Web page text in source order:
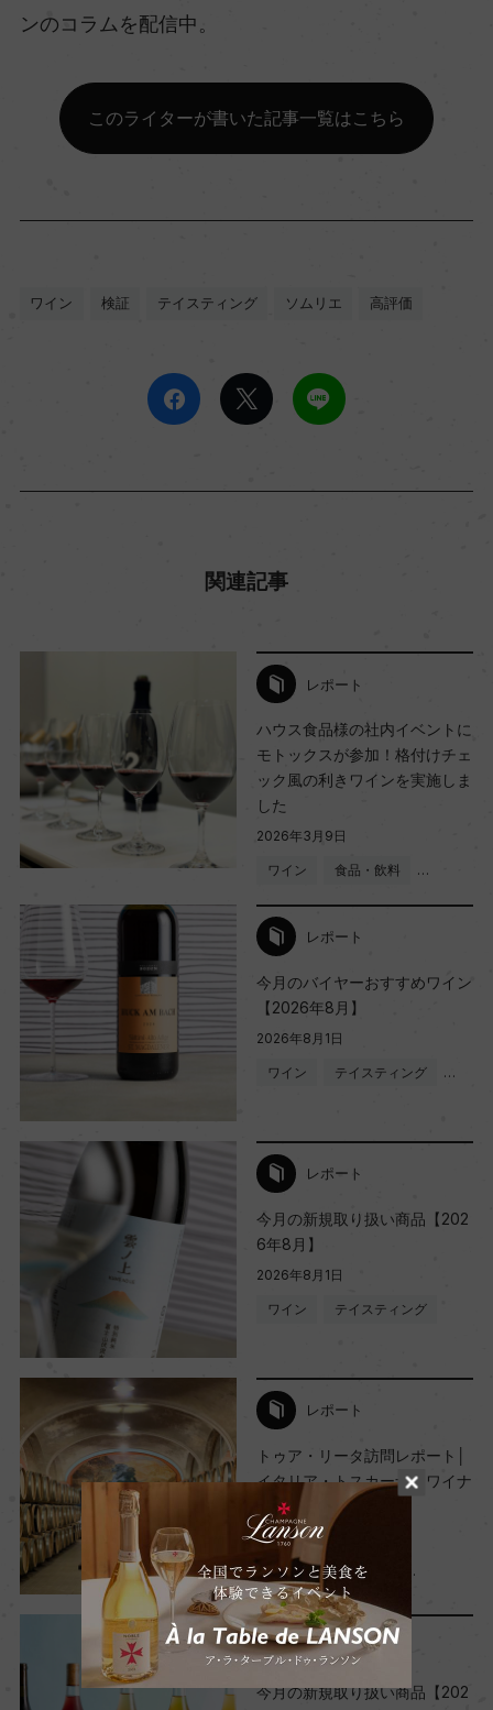
ンのコラムを配信中。
このライターが書いた記事一覧はこちら
ワイン 検証 テイスティング ソムリエ 高評価
関連記事
レポート
ハウス食品様の社内イベントに
モトックスが参加！格付けチェ
ック風の利きワインを実施しま
した
2026年3月9日
ワイン 食品・飲料 …
レポート
今月のバイヤーおすすめワイン
【2026年8月】
2026年8月1日
ワイン テイスティング …
レポート
今月の新規取り扱い商品【202
6年8月】
2026年8月1日
ワイン テイスティング
レポート
トゥア・リータ訪問レポート│
イタリア・トスカーナ【ワイナ
リー訪問記 vol.12】
2026年7月24日
ワイン イタリア …
レポート
今月の新規取り扱い商品【202